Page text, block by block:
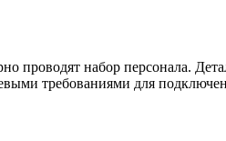
проводят набор персонала.
требованиями для